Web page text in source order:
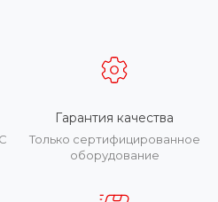
Гарантия качества
Только сертифицированное
оборудование